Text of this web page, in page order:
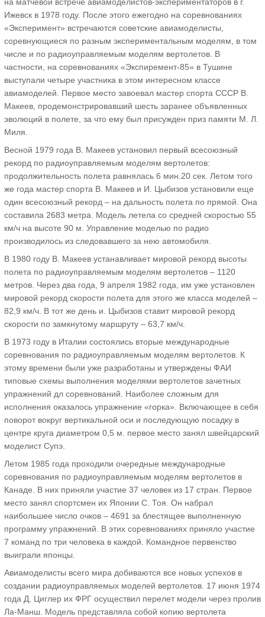
Ижевск в 1978 году. После этого ежегодно на соревнованиях
«Эксперимент» встречаются советские авиамоделисты,
соревнующиеся по разным экспериментальным моделям, в том
числе и по радиоуправляемым моделям вертолетов. В
частности, на соревнованиях «Экспиремент-85» в Тушине
выступали четыре участника в этом интересном классе
авиамоделей. Первое место завоевал мастер спорта СССР В.
Макеев, продемонстрировавший шесть заранее объявленных
эволюций в полете, за что ему был присужден приз памяти М. Л.
Миля.
Весной 1979 года В. Макеев установил первый всесоюзный
рекорд по радиоуправляемым моделям вертолетов:
продолжительность полета равнялась 6 мин.20 сек. Летом того
же года мастер спорта В. Макеев и И. Цыбизов установили еще
один всесоюзный рекорд – на дальность полета по прямой. Она
составила 2683 метра. Модель летела со средней скоростью 55
км/ч на высоте 90 м. Управление моделью по радио
производилось из следовавшего за нею автомобиля.
В 1980 году В. Макеев устанавливает мировой рекорд высоты
полета по радиоуправляемым моделям вертолетов – 1120
метров. Через два года, 9 апреля 1982 года, им уже установлен
мировой рекорд скорости полета для этого же класса моделей –
82,9 км/ч. В тот же день и. Цыбизов ставит мировой рекорд
скорости по замкнутому маршруту – 63,7 км/ч.
В 1973 году в Италии состоялись вторые международные
соревнования по радиоуправляемым моделям вертолетов. К
этому времени были уже разработаны и утверждены ФАИ
типовые схемы выполнения моделями вертолетов зачетных
упражнений дл соревнований. Наиболее сложным для
исполнения оказалось упражнение «горка». Включающее в себя
поворот вокруг вертикальной оси и последующую посадку в
центре круга диаметром 0,5 м. первое место занял швейцарский
моделист Супэ.
Летом 1985 года проходили очередные международные
соревнования по радиоуправляемым моделям вертолетов в
Канаде. В них приняли участие 37 человек из 17 стран. Первое
место занял спортсмен их Японии С. Тоя. Он набрал
наибольшее число очков – 4691 за блестящее выполненную
программу упражнений. В этих соревнованиях приняло участие
7 команд по три человека в каждой. Командное первенство
выиграли японцы.
Авиамоделисты всего мира добиваются все новых успехов в
создании радиоуправляемых моделей вертолетов. 17 июня 1974
года Д. Циглер их ФРГ осуществил перелет модели через пролив
Ла-Манш. Модель представляла собой копию вертолета